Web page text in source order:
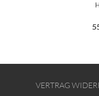
VERTRAG